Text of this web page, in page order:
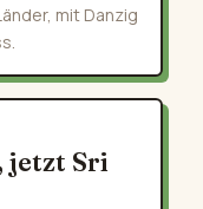
mit Danzig
jetzt Sri